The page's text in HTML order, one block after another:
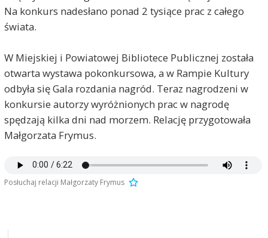
Na konkurs nadesłano ponad 2 tysiące prac z całego
świata.
W Miejskiej i Powiatowej Bibliotece Publicznej została
otwarta wystawa pokonkursowa, a w Rampie Kultury
odbyła się Gala rozdania nagród. Teraz nagrodzeni w
konkursie autorzy wyróżnionych prac w nagrodę
spędzają kilka dni nad morzem. Relację przygotowała
Małgorzata Frymus.
Posłuchaj relacji Małgorzaty Frymus